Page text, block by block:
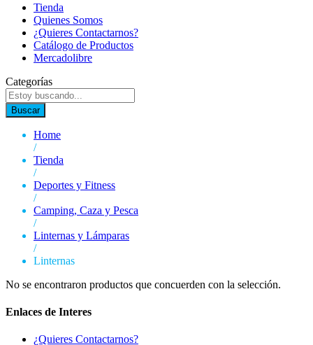
Tienda
Quienes Somos
¿Quieres Contactarnos?
Catálogo de Productos
Mercadolibre
Categorías
Buscar
Home
/
Tienda
/
Deportes y Fitness
/
Camping, Caza y Pesca
/
Linternas y Lámparas
/
Linternas
No se encontraron productos que concuerden con la selección.
Enlaces de Interes
¿Quieres Contactarnos?